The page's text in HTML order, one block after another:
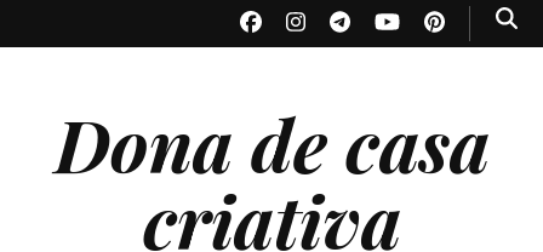
Dona de casa
criativa